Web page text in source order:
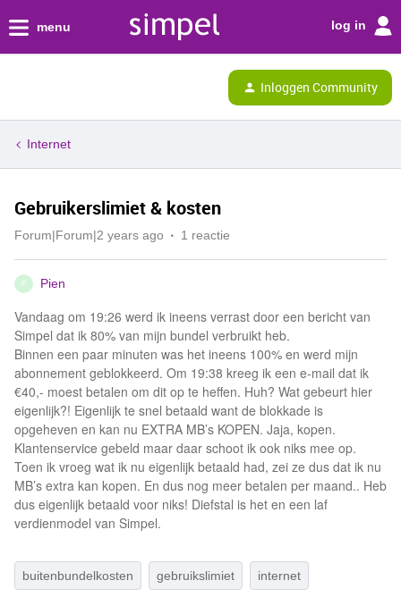
menu log in
Inloggen Community
Internet
Gebruikerslimiet & kosten
Forum|Forum|2 years ago 1 reactie
P Pien
Vandaag om 19:26 werd ik ineens verrast door een bericht van
Simpel dat ik 80% van mijn bundel verbruikt heb.
Binnen een paar minuten was het ineens 100% en werd mijn
abonnement geblokkeerd. Om 19:38 kreeg ik een e-mail dat ik
€40,- moest betalen om dit op te heffen. Huh? Wat gebeurt hier
eigenlijk?! Eigenlijk te snel betaald want de blokkade is
opgeheven en kan nu EXTRA MB’s KOPEN. Jaja, kopen.
Klantenservice gebeld maar daar schoot ik ook niks mee op.
Toen ik vroeg wat ik nu eigenlijk betaald had, zei ze dus dat ik nu
MB’s extra kan kopen. En dus nog meer betalen per maand.. Heb
dus eigenlijk betaald voor niks! Diefstal is het en een laf
verdienmodel van Simpel.
buitenbundelkosten gebruikslimiet internet